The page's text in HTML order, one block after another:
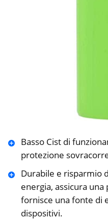
Basso Cist di
protezione
Durabile e risparmio
energia, assicura
fornisce una fonte di
dispositivi.